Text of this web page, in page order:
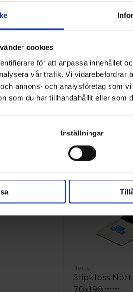
cookies
för att anpassa innehållet
vår trafik. Vi vidarebefordrar
annons- och analysföretag som
som du har tillhandahållit eller som
Inställningar
baksidan som
skär också
slipmedlet,
Norton
Slipkloss
70x198mm